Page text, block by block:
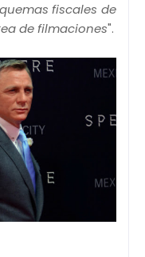
fiscales de
de filmaciones".